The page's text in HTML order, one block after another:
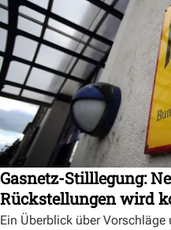
Gasnetz-Stilllegung:
Rückstellungen wird
Ein Überblick über